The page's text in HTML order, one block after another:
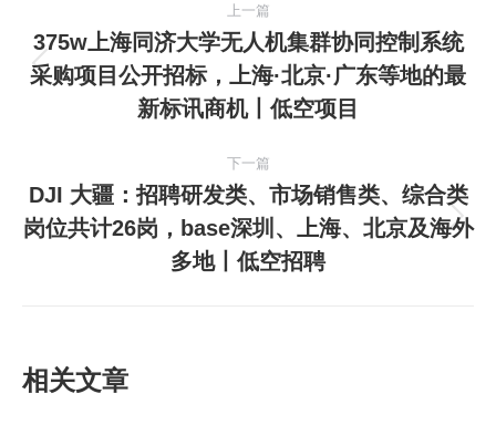
章
导
上一篇
上
一
文
章：
375w上海同济大学无人机集群协同控制系统
采购项目公开招标，上海·北京·广东等地的最
新标讯商机丨低空项目
下一篇
下
一
DJI 大疆：招聘研发类、市场销售类、综合类
岗位共计26岗，base深圳、上海、北京及海外
多地丨低空招聘
相关文章